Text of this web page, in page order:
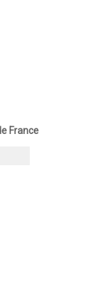
France